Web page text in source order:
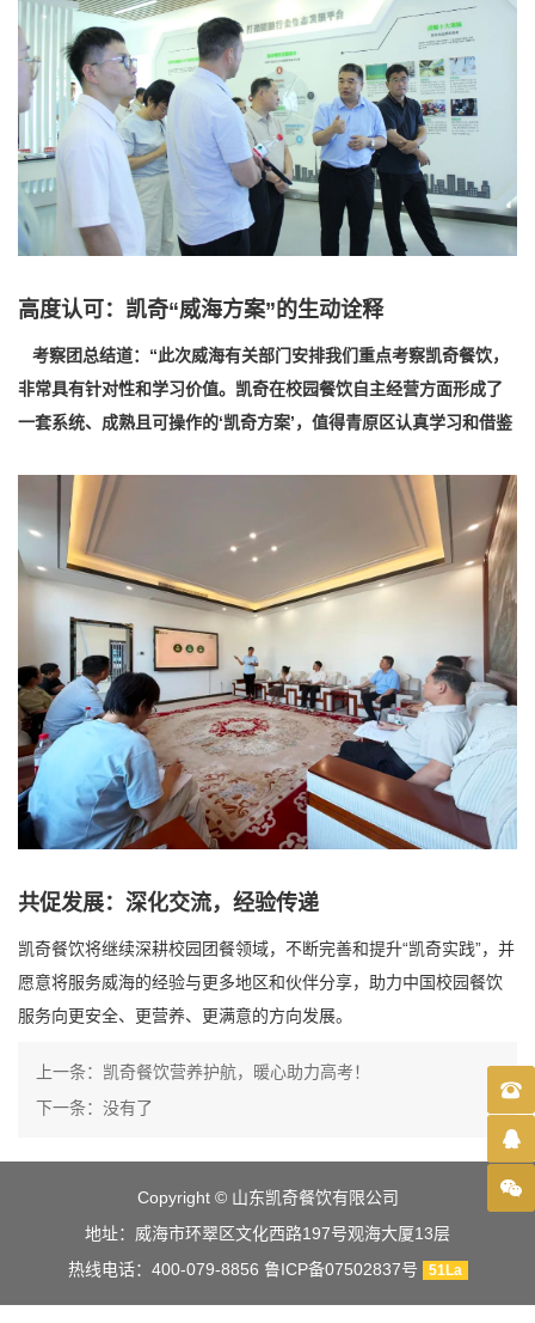
高度认可：凯奇“威海方案”的生动诠释
考察团总结道：“此次威海有关部门安排我们重点考察凯奇餐饮，
非常具有针对性和学习价值。凯奇在校园餐饮自主经营方面形成了
一套系统、成熟且可操作的‘凯奇方案’，值得青原区认真学习和借鉴
共促发展：深化交流，经验传递
凯奇餐饮将继续深耕校园团餐领域，不断完善和提升“凯奇实践”，并
愿意将服务威海的经验与更多地区和伙伴分享，助力中国校园餐饮
服务向更安全、更营养、更满意的方向发展。
上一条： 凯奇餐饮营养护航，暖心助力高考！
下一条：没有了
Copyright © 山东凯奇餐饮有限公司
地址：威海市环翠区文化西路197号观海大厦13层
热线电话：400-079-8856 鲁ICP备07502837号 51La
400-
079-